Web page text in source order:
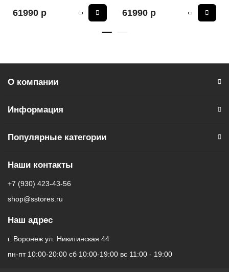
61990 р 61990 р
О компании
Информация
Популярные категории
Наши контакты
+7 (930) 423-43-56
shop@sstores.ru
Наш адрес
г. Воронеж ул. Никитинская 44
пн-пт 10:00-20:00 сб 10:00-19:00 вс 11:00 - 19:00